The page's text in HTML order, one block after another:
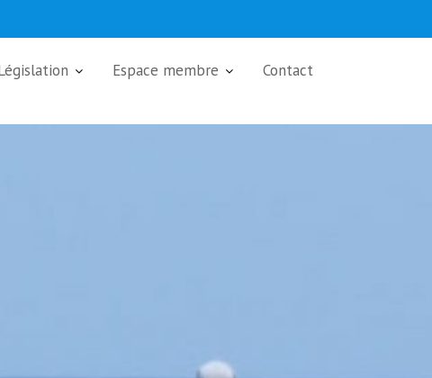
Espace membre Contact